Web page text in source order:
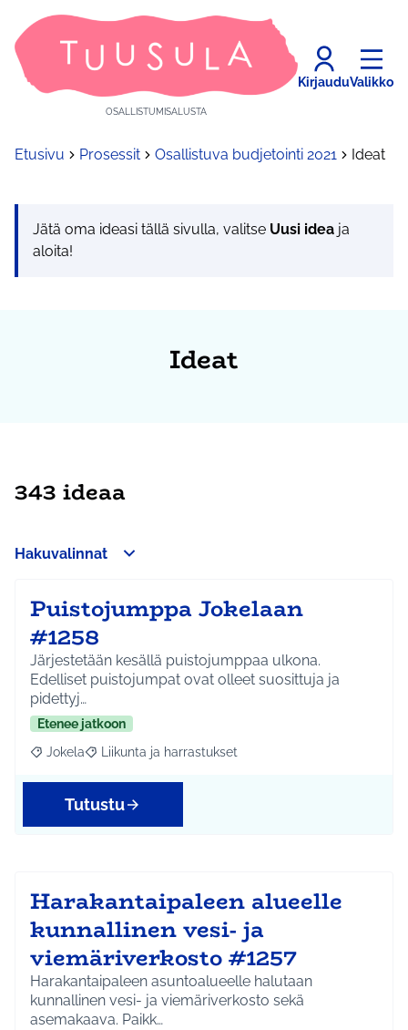
OSALLISTUMISALUSTA
KirjauduValikko
Etusivu Prosessit Osallistuva budjetointi 2021 Ideat
Jätä oma ideasi tällä sivulla, valitse Uusi idea ja
aloita!
Ideat
343 ideaa
Hakuvalinnat
Puistojumppa Jokelaan
#1258
Järjestetään kesällä puistojumppaa ulkona.
Edelliset puistojumpat ovat olleet suosittuja ja
pidettyj…
Etenee jatkoon
Rajaa tulokset aihepiirin mukaan: Jokela
Jokela Rajaa tulokset teeman mukaan: Liikunta ja
Liikunta ja harrastukset
Tutustu
Harakantaipaleen alueelle
kunnallinen vesi- ja
viemäriverkosto #1257
Harakantaipaleen asuntoalueelle halutaan
kunnallinen vesi- ja viemäriverkosto sekä
asemakaava. Paikk…